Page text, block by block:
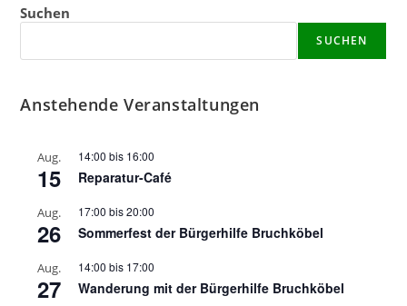
Suchen
SUCHEN
Anstehende Veranstaltungen
Aug.
15
14:00 bis 16:00
Reparatur-Café
Aug.
26
17:00 bis20:00
Sommerfest der Bürgerhilfe Bruchköbel
Aug.
27
14:00 bis 17:00
Wanderung mit der Bürgerhilfe Bruchköbel